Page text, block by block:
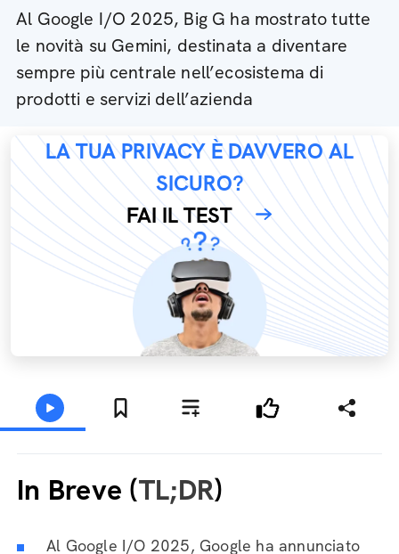
Al Google I/O 2025, Big G ha mostrato tutte
le novità su Gemini, destinata a diventare
sempre più centrale nell’ecosistema di
prodotti e servizi dell’azienda
LA TUA PRIVACY È DAVVERO AL
SICURO?
FAI IL TEST
In Breve (TL;DR)
Al Google I/O 2025, Google ha annunciato